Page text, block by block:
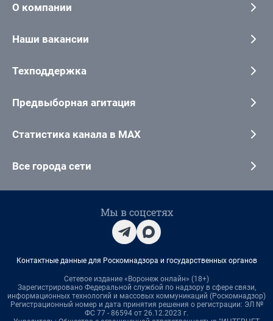
О компании
Наши вакансии
Техподдержка
Предвыборная агитация
Статистика канала в MAX
Все города сети
Мы в соцсетях
Контактные данные для Роскомнадзора и государственных органов
Сетевое издание «Воронеж онлайн» (18+)
Зарегистрировано Федеральной службой по надзору в сфере связи,
информационных технологий и массовых коммуникаций (Роскомнадзор)
Регистрационный номер и дата принятия решения о регистрации: ЭЛ №
ФС 77 - 86594 от 26.12.2023 г.